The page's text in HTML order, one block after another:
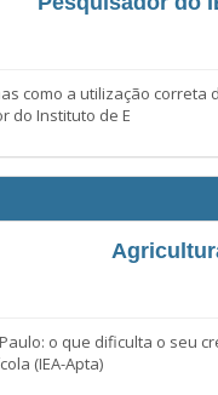
como a utilização
do Instituto de E
o que dificulta o seu
(IEA-Apta)